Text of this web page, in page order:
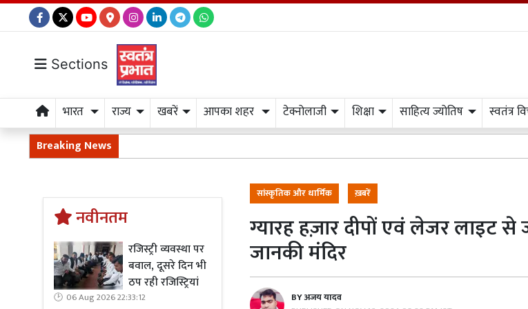
Sections
भारत राज्य खबरें आपका शहर टेक्नोलाजी शिक्षा साहित्य ज्योतिष स्वतंत्र
Breaking News
नवीनतम
रजिस्ट्री व्यवस्था पर
बवाल, दूसरे दिन भी
ठप रही रजिस्ट्रियां
06 Aug 2026 22:33:12
सांस्कृतिक और धार्मिक ख़बरें
ग्यारह हज़ार दीपों एवं लेजर लाइट
जानकी मंदिर
BYअजय यादव